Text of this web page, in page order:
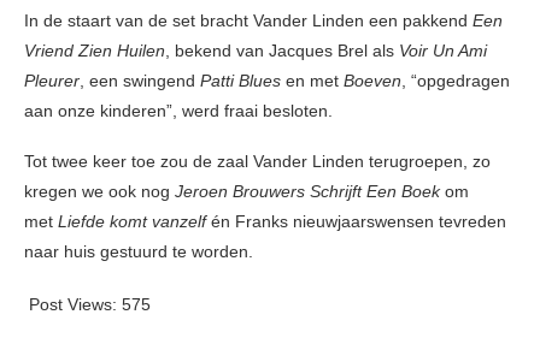
In de staart van de set bracht Vander Linden een pakkend Een
Vriend Zien Huilen, bekend van Jacques Brel als Voir Un Ami
Pleurer, een swingend Patti Blues en met Boeven, “opgedragen
aan onze kinderen”, werd fraai besloten.
Tot twee keer toe zou de zaal Vander Linden terugroepen, zo
kregen we ook nog Jeroen Brouwers Schrijft Een Boekom
met Liefde komt vanzelfén Franks nieuwjaarswensen tevreden
naar huis gestuurd te worden.
Post Views: 575